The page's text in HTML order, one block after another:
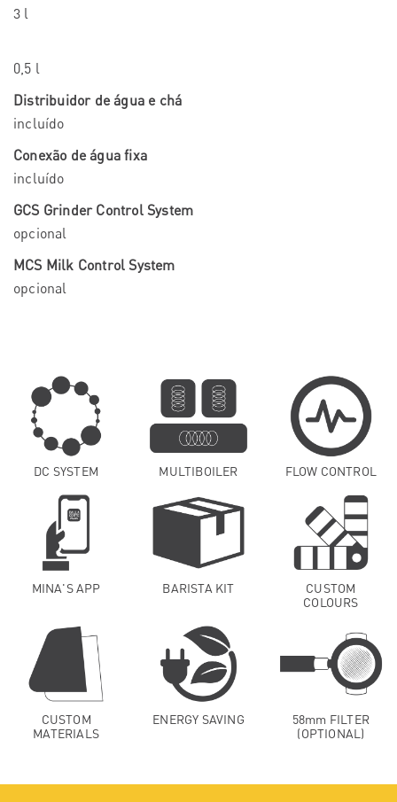
3 l
0,5 l
Distribuidor de água e chá
incluído
Conexão de água fixa
incluído
GCS Grinder Control System
opcional
MCS Milk Control System
opcional
DC SYSTEM MULTIBOILER FLOW CONTROL
MINA'S APP BARISTA KIT
CUSTOM
COLOURS
CUSTOM
MATERIALS
ENERGY SAVING
58mm FILTER
(OPTIONAL)